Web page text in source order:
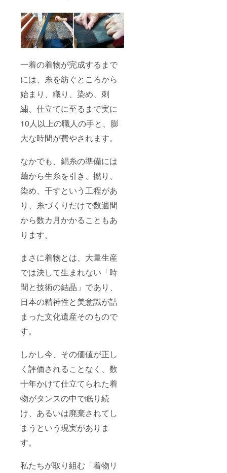
一着の着物が完成するまで
には、糸を紡ぐところから
始まり、織り、染め、刺
繍、仕立てに至るまで実に
10人以上の職人の手と、膨
大な時間が費やされます。
なかでも、絹糸の準備には
繭から生糸を引き、撚り、
染め、干すという工程があ
り、糸づくりだけで数週間
から数カ月かかることもあ
ります。
まさに着物とは、大量生産
では決して生まれない「時
間と技術の結晶」であり、
日本の精神性と美意識が詰
まった文化遺産そのもので
す。
しかし今、その価値が正し
く評価されることなく、数
十年かけて仕立てられた着
物がタンスの中で眠り続
け、あるいは廃棄されてし
まうという現実がありま
す。
私たちが取り組む「着物リ